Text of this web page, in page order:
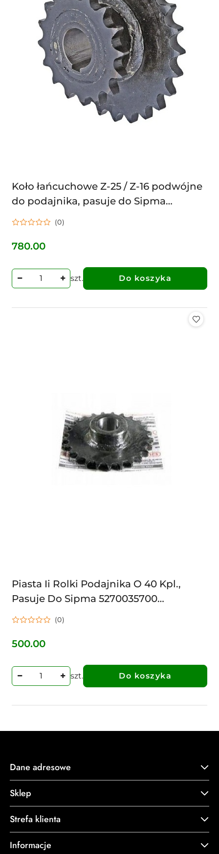
Koło łańcuchowe Z-25 / Z-16 podwójne
do podajnika, pasuje do Sipma
5276207000
(0)
Cena:
780.00
szt. Do koszyka
Piasta Ii Rolki Podajnika O 40 Kpl.,
Pasuje Do Sipma 5270035700
5270036500 5270030650 5270036506
(0)
Cena:
500.00
szt. Do koszyka
Dane adresowe
Sklep
Strefa klienta
Informacje